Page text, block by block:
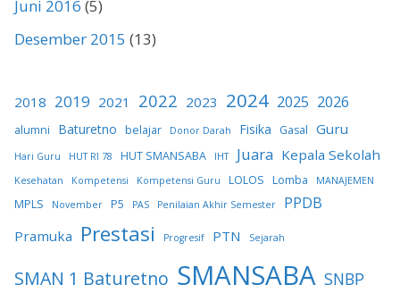
Juni 2016 (5)
Desember 2015 (13)
2018 2019 2021 2022 2023 2024 2025 2026
alumni Baturetno belajar Donor Darah Fisika Gasal Guru
Hari Guru HUT RI 78 HUT SMANSABA IHT Juara Kepala Sekolah
Kesehatan Kompetensi Kompetensi Guru LOLOS Lomba MANAJEMEN
MPLS November P5 PAS Penilaian Akhir Semester PPDB
Pramuka Prestasi Progresif PTN Sejarah
SMAN 1 Baturetno SMANSABA SNBP